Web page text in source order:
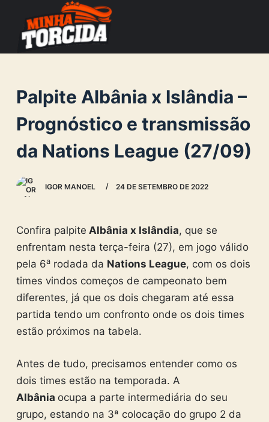
c
o
n
e
Palpite Albânia x Islândia –
Prognóstico e transmissão
da Nations League (27/09)
IGOR MANOEL 24 DE SETEMBRO DE 2022
Confira palpite Albânia x Islândia, que se
enfrentam nesta terça-feira (27), em jogo válido
pela 6arodada da Nations League, com os dois
times vindos começos de campeonato bem
diferentes, já que os dois chegaram até essa
partida tendo um confronto onde os dois times
estão próximos na tabela.
Antes de tudo, precisamos entender como os
dois times estão na temporada. A
Albânia ocupa a parte intermediária do seu
grupo, estando na 3ª colocação do grupo 2 da